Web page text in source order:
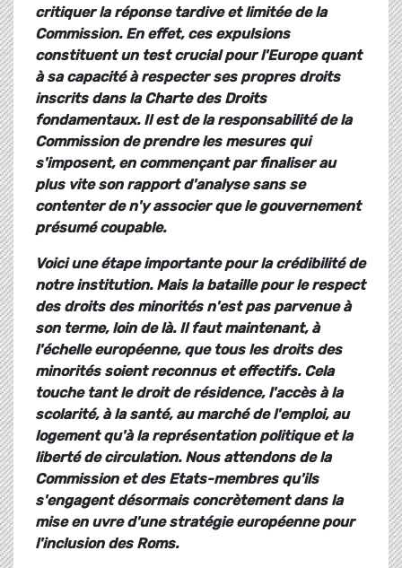
critiquer la réponse tardive et limitée de la
Commission. En effet, ces expulsions
constituent un test crucial pour l'Europe quant
à sa capacité à respecter ses propres droits
inscrits dans la Charte des Droits
fondamentaux. Il est de la responsabilité de la
Commission de prendre les mesures qui
s'imposent, en commençant par finaliser au
plus vite son rapport d'analyse sans se
contenter de n'y associer que le gouvernement
présumé coupable.
Voici une étape importante pour la crédibilité de
notre institution. Mais la bataille pour le respect
des droits des minorités n'est pas parvenue à
son terme, loin de là. Il faut maintenant, à
l'échelle européenne, que tous les droits des
minorités soient reconnus et effectifs. Cela
touche tant le droit de résidence, l'accès à la
scolarité, à la santé, au marché de l'emploi, au
logement qu'à la représentation politique et la
liberté de circulation. Nous attendons de la
Commission et des Etats-membres qu'ils
s'engagent désormais concrètement dans la
mise en uvre d'une stratégie européenne pour
l'inclusion des Roms.